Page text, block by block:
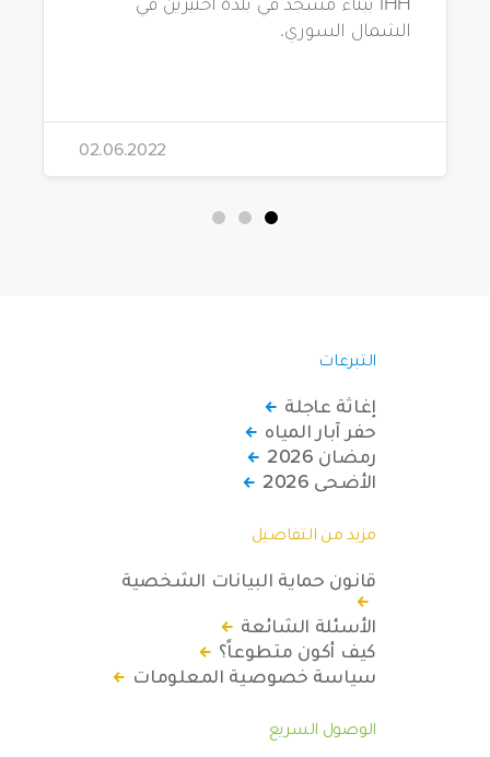
الشمال السوري.
02.06.2022
التبرعات
إغاثة عاجلة
حفر آبار المياه
رمضان 2026
الأضحى 2026
مزيد من التفاصيل
قانون حماية البيانات الشخصية
الأسئلة الشائعة
كيف أكون متطوعاً؟
سياسة خصوصية المعلومات
الوصول السريع